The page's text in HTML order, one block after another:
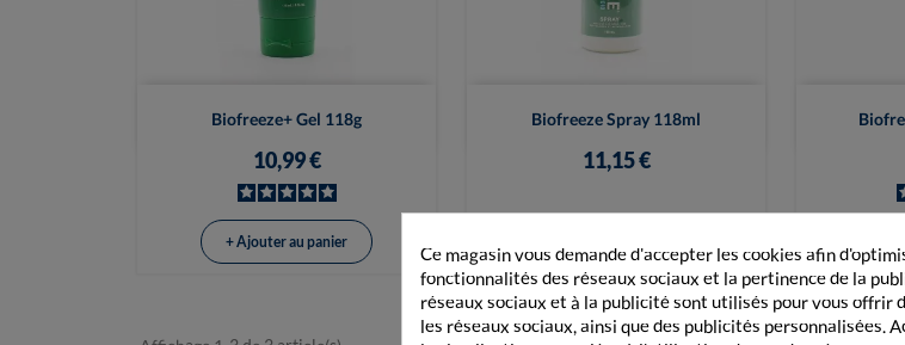
Biofreeze+ Gel 118g
10,99 €
 Vue rapide
+ Ajouter au panier
Biofreeze Spray 118ml
11,15 €
 Vue rapide
Ce magasin vous demande d'accepter les cookies afin
fonctionnalités des réseaux sociaux et la pertinence de la
réseaux sociaux et à la publicité sont utilisés pour vous offrir
les réseaux sociaux, ainsi que des publicités personnalisées.